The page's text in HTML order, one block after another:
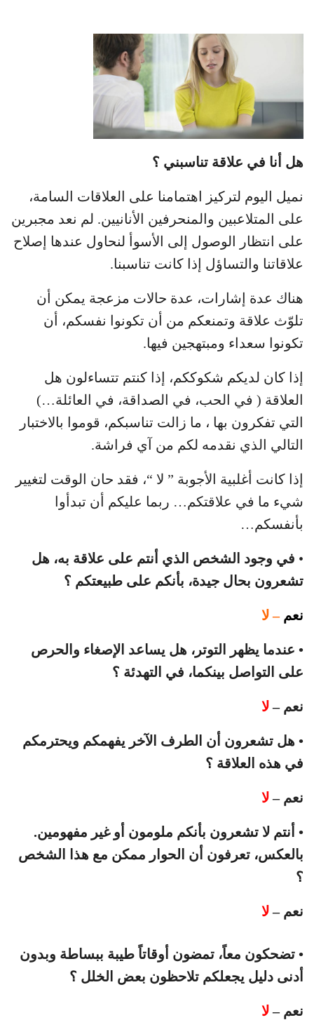
هل أنا في علاقة تناسبني ؟
نميل اليوم لتركيز اهتمامنا على العلاقات السامة،
على المتلاعبين والمنحرفين الأنانيين. لم نعد مجبرين
على انتظار الوصول إلى الأسوأ لنحاول عندها إصلاح
علاقاتنا والتساؤل إذا كانت تناسبنا.
هناك عدة إشارات، عدة حالات مزعجة يمكن أن
تلوّث علاقة وتمنعكم من أن تكونوا نفسكم، أن
تكونوا سعداء ومبتهجين فيها.
إذا كان لديكم شكوككم، إذا كنتم تتساءلون هل
العلاقة ( في الحب، في الصداقة، في العائلة…)
التي تفكرون بها ، ما زالت تناسبكم، قوموا بالاختبار
التالي الذي نقدمه لكم من آي فراشة.
إذا كانت أغلبية الأجوبة ” لا “، فقد حان الوقت لتغيير
شيء ما في علاقتكم… ربما عليكم أن تبدأوا
بأنفسكم…
• في وجود الشخص الذي أنتم على علاقة به، هل
تشعرون بحال جيدة، بأنكم على طبيعتكم ؟
نعم – لا
• عندما يظهر التوتر، هل يساعد الإصغاء والحرص
على التواصل بينكما، في التهدئة ؟
نعم –لا
• هل تشعرون أن الطرف الآخر يفهمكم ويحترمكم
في هذه العلاقة ؟
نعم –لا
• أنتم لا تشعرون بأنكم ملومون أو غير مفهومين.
بالعكس، تعرفون أن الحوار ممكن مع هذا الشخص
؟
نعم –لا
• تضحكون معاً، تمضون أوقاتاً طيبة ببساطة وبدون
أدنى دليل يجعلكم تلاحظون بعض الخلل ؟
نعم –لا